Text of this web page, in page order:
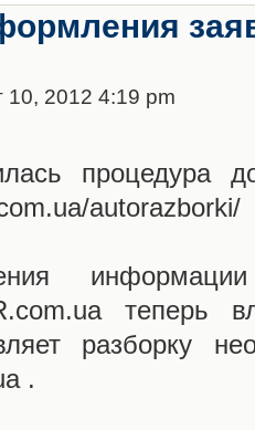
10, 2012 4:19 pm
процедура
autorazborki/
теперь
разборку
.